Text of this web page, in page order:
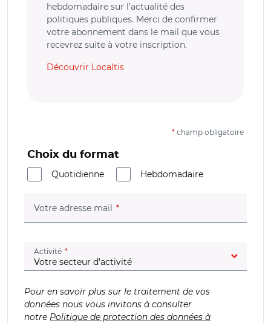
hebdomadaire sur l’actualité des
politiques publiques. Merci de confirmer
votre abonnement dans le mail que vous
recevrez suite à votre inscription.
Découvrir Localtis
* champ obligatoire
Choix du format
Quotidienne
Hebdomadaire
Votre adresse mail (champ obligatoire)
Activité (champ obligatoire)
Pour en savoir plus sur le traitement de vos
données nous vous invitons à consulter
notre Politique de protection des données à